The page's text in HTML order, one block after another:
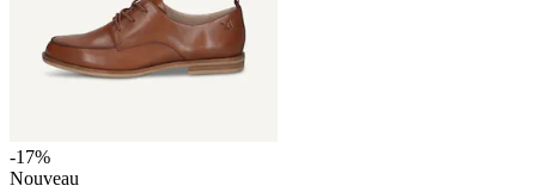
-17%
Nouveau